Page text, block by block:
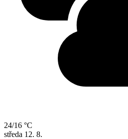
24/16 °C
středa 12. 8.